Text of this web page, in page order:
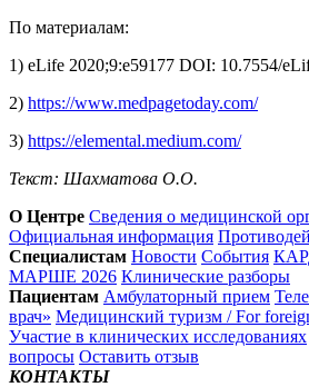
По материалам:
1) eLife 2020;9:e59177 DOI: 10.7554/
2) https://www.medpagetoday.com/
3) https://elemental.medium.com/
Текст: Шахматова О.О.
О Центре Сведения о медицинской
Официальная информация
Специалистам Новости События
МАРШЕ 2026 Клинические разборы
Пациентам Амбулаторный прием
врач» Медицинский туризм / For
Участие в клинических исследованиях
вопросы Оставить отзыв
КОНТАКТЫ